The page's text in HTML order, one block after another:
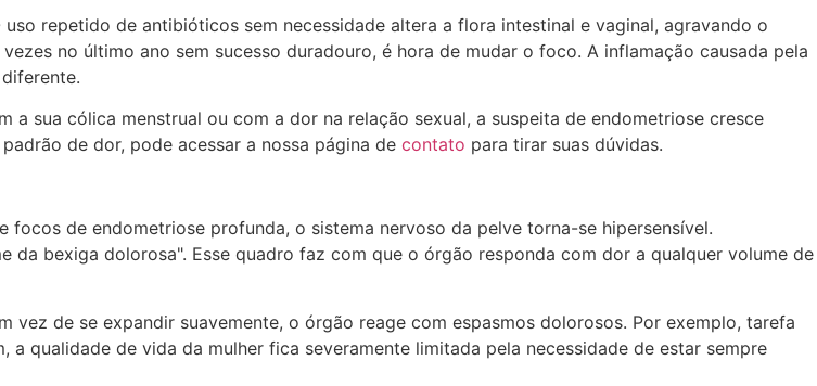
repetido de antibióticos sem necessidade altera a flora intestinal e vaginal, agravando o
no último ano sem sucesso duradouro, é hora de mudar o foco. A inflamação causada pela
sua cólica menstrual ou com a dor na relação sexual, a suspeita de endometriose cresce
de dor, pode acessar a nossa página de contato para tirar suas dúvidas.
de endometriose profunda, o sistema nervoso da pelve torna-se hipersensível.
da bexiga dolorosa". Esse quadro faz com que o órgão responda com dor a qualquer volume de
de se expandir suavemente, o órgão reage com espasmos dolorosos. Por exemplo, tarefa
qualidade de vida da mulher fica severamente limitada pela necessidade de estar sempre